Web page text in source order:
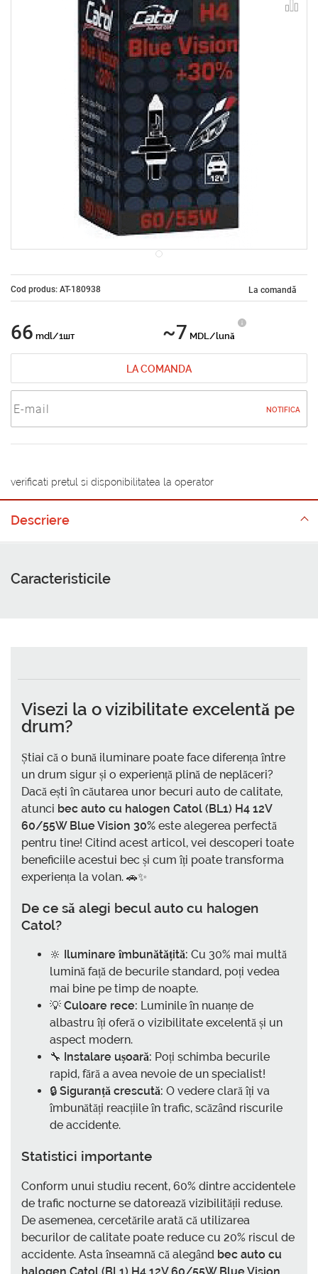
Cod produs: AT-180938 La comandă
66 mdl/1шт ~7 MDL/lună
LA COMANDA
NOTIFICA
verificati pretul si disponibilitatea la operator
Descriere
Caracteristicile
Visezi la o vizibilitate excelentă pe
drum?
Știai că o bună iluminare poate face diferența între
un drum sigur și o experiență plină de neplăceri?
Dacă ești în căutarea unor becuri auto de calitate,
atunci bec auto cu halogen Catol (BL1) H4 12V
60/55W Blue Vision 30% este alegerea perfectă
pentru tine! Citind acest articol, vei descoperi toate
beneficiile acestui bec și cum îți poate transforma
experiența la volan. 🚗✨
De ce să alegi becul auto cu halogen
Catol?
🔆 Iluminare îmbunătățită: Cu 30% mai multă
lumină față de becurile standard, poți vedea
mai bine pe timp de noapte.
💡 Culoare rece: Luminile în nuanțe de
albastru îți oferă o vizibilitate excelentă și un
aspect modern.
🔧 Instalare ușoară: Poți schimba becurile
rapid, fără a avea nevoie de un specialist!
🔒 Siguranță crescută: O vedere clară îți va
îmbunătăți reacțiile în trafic, scăzând riscurile
de accidente.
Statistici importante
Conform unui studiu recent, 60% dintre accidentele
de trafic nocturne se datorează vizibilității reduse.
De asemenea, cercetările arată că utilizarea
becurilor de calitate poate reduce cu 20% riscul de
accidente. Asta înseamnă că alegând bec auto cu
halogen Catol (BL1) H4 12V 60/55W Blue Vision